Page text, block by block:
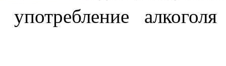
употребление